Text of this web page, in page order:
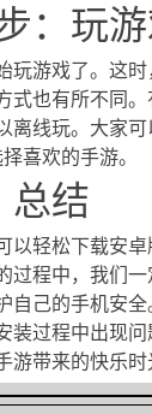
：玩
玩游戏了。这时
式也有所不同
离线玩。大家
喜欢的手游。
总结
以轻松下载安
过程中，我们
自己的手机安
装过程中出现
游带来的快乐时